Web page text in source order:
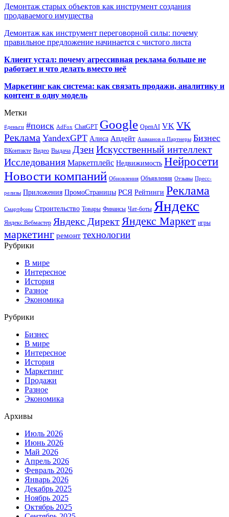
Демонтаж старых объектов как инструмент создания
продаваемого имущества
Демонтаж как инструмент переговорной силы: почему
правильное предложение начинается с чистого листа
Клиент устал: почему агрессивная реклама больше не
работает и что делать вместо неё
Маркетинг как система: как связать продажи, аналитику и
контент в одну модель
Метки
#деньги #поиск AdFox ChatGPT Google OpenAI VK VK
Реклама YandexGPT Алиса Апдейт Ашманов и Партнеры Бизнес
ВКонтакте Видео Выдача ДзенИскусственный интеллект
Исследования Маркетплейс Недвижимость Нейросети
Новости компаний Обновления Объявления Отзывы Пресс-
релизы Приложения ПромоСтраницы РСЯ Рейтинги Реклама
Смартфоны Строительство Товары Финансы Чат-боты Яндекс
Яндекс.Вебмастер Яндекс Директ Яндекс Маркет игры
маркетинг ремонт технологии
Рубрики
В мире
Интересное
История
Разное
Экономика
Рубрики
Бизнес
В мире
Интересное
История
Маркетинг
Продажи
Разное
Экономика
Архивы
Июль 2026
Июнь 2026
Май 2026
Апрель 2026
Февраль 2026
Январь 2026
Декабрь 2025
Ноябрь 2025
Октябрь 2025